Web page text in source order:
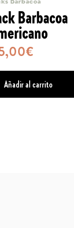
Barbacoa
€
Añadir al carrito